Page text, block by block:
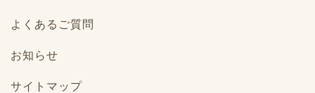
よくあるご質問
お知らせ
サイトマップ